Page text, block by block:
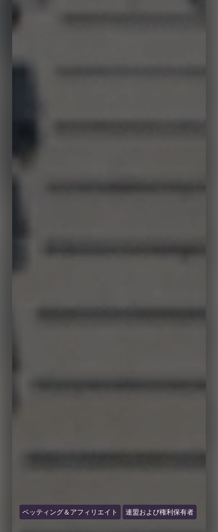
ベッティング＆アフィリエイト 連盟および権利保有者